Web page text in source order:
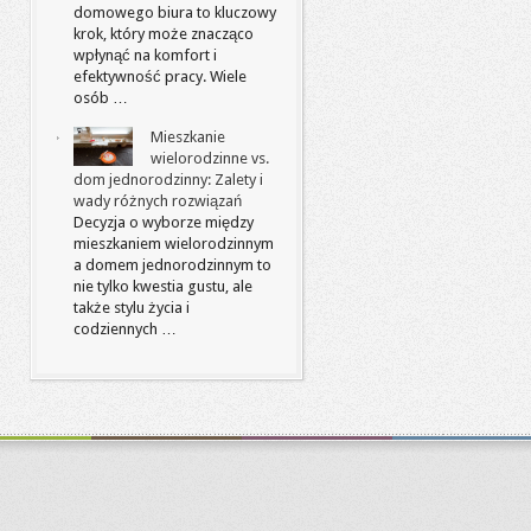
domowego biura to kluczowy
krok, który może znacząco
wpłynąć na komfort i
efektywność pracy. Wiele
osób …
Mieszkanie
wielorodzinne vs.
dom jednorodzinny: Zalety i
wady różnych rozwiązań
Decyzja o wyborze między
mieszkaniem wielorodzinnym
a domem jednorodzinnym to
nie tylko kwestia gustu, ale
także stylu życia i
codziennych …